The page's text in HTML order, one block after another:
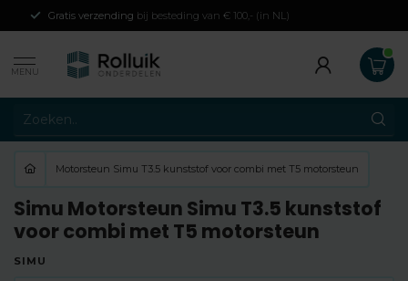
Gratis verzending bij besteding van € 100,- (in NL)
MENU
Motorsteun Simu T3.5 kunststof voor combi met T5 motorsteun
Simu Motorsteun Simu T3.5 kunststof
voor combi met T5 motorsteun
SIMU